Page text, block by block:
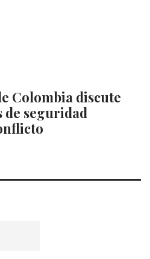
Colombia discute
de seguridad